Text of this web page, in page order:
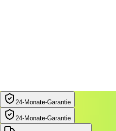
24‑Monate‑Garantie
24‑Monate‑Garantie